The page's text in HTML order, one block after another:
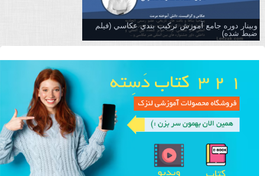
وبینار دوره جامع آموزش تركيب بندي عكاسي (فیلم
ضبط شده)